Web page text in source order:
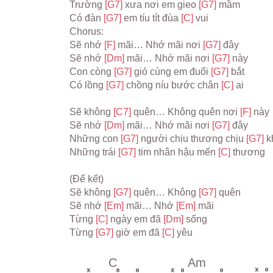
Trường [G7] xưa nơi em gieo [G7] mầm
Có đàn [G7] em tíu tít đùa [C] vui
Chorus:
Sẽ nhớ [F] mãi… Nhớ mãi nơi [G7] đây
Sẽ nhớ [Dm] mãi… Nhớ mãi nơi [G7] này
Con còng [G7] gió cùng em đuổi [G7] bắt
Có lồng [G7] chồng níu bước chân [C] ai
Sẽ không [C7] quên… Không quên nơi [F] này
Sẽ nhớ [Dm] mãi… Nhớ mãi nơi [G7] đây
Những con [G7] người chịu thương chịu [G7]
Những trái [G7] tim nhân hậu mến [C] thương
(Để kết)
Sẽ không [G7] quên… Không [G7] quên
Sẽ nhớ [Em] mãi… Nhớ [Em] mãi
Từng [C] ngày em đã [Dm] sống
Từng [G7] giờ em đã [C] yêu
C
x o o
Am
x o o x o